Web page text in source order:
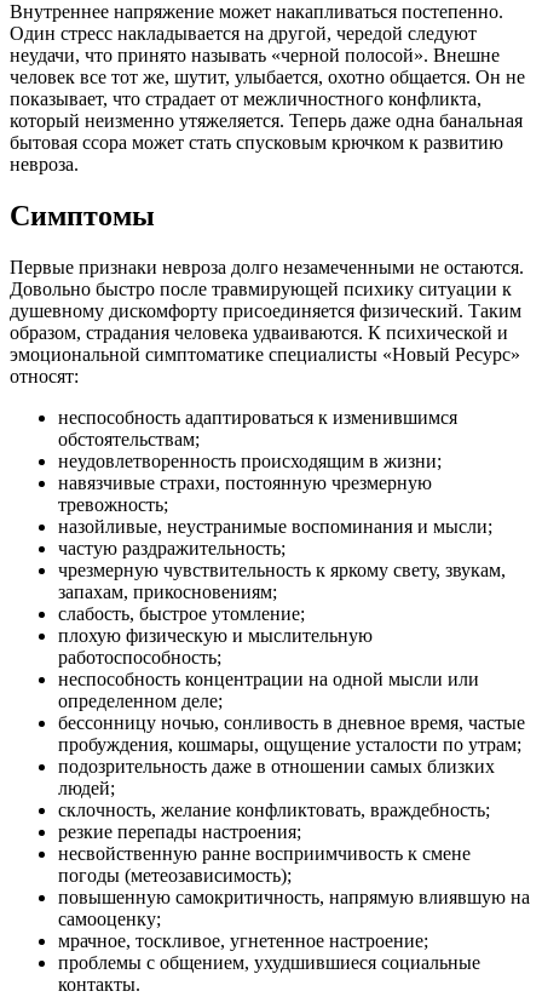
Внутреннее напряжение может накапливаться постепенно.
Один стресс накладывается на другой, чередой следуют
неудачи, что принято называть «черной полосой». Внешне
человек все тот же, шутит, улыбается, охотно общается. Он не
показывает, что страдает от межличностного конфликта,
который неизменно утяжеляется. Теперь даже одна банальная
бытовая ссора может стать спусковым крючком к развитию
невроза.
Симптомы
Первые признаки невроза долго незамеченными не остаются.
Довольно быстро после травмирующей психику ситуации к
душевному дискомфорту присоединяется физический. Таким
образом, страдания человека удваиваются. К психической и
эмоциональной симптоматике специалисты «Новый Ресурс»
относят:
неспособность адаптироваться к изменившимся
обстоятельствам;
неудовлетворенность происходящим в жизни;
навязчивые страхи, постоянную чрезмерную
тревожность;
назойливые, неустранимые воспоминания и мысли;
частую раздражительность;
чрезмерную чувствительность к яркому свету, звукам,
запахам, прикосновениям;
слабость, быстрое утомление;
плохую физическую и мыслительную
работоспособность;
неспособность концентрации на одной мысли или
определенном деле;
бессонницу ночью, сонливость в дневное время, частые
пробуждения, кошмары, ощущение усталости по утрам;
подозрительность даже в отношении самых близких
людей;
склочность, желание конфликтовать, враждебность;
резкие перепады настроения;
несвойственную ранне восприимчивость к смене
погоды (метеозависимость);
повышенную самокритичность, напрямую влиявшую на
самооценку;
мрачное, тоскливое, угнетенное настроение;
проблемы с общением, ухудшившиеся социальные
контакты.